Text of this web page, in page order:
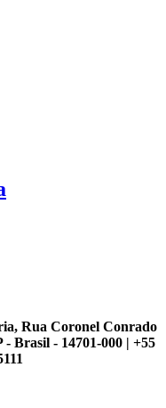
Rua Coronel Conrado
- Brasil - 14701-000 | +55